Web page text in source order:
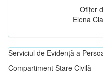
Ofițer
Elena
Serviciul de Evidență a
Compartiment Stare Civilă